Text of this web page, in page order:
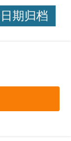
期归档